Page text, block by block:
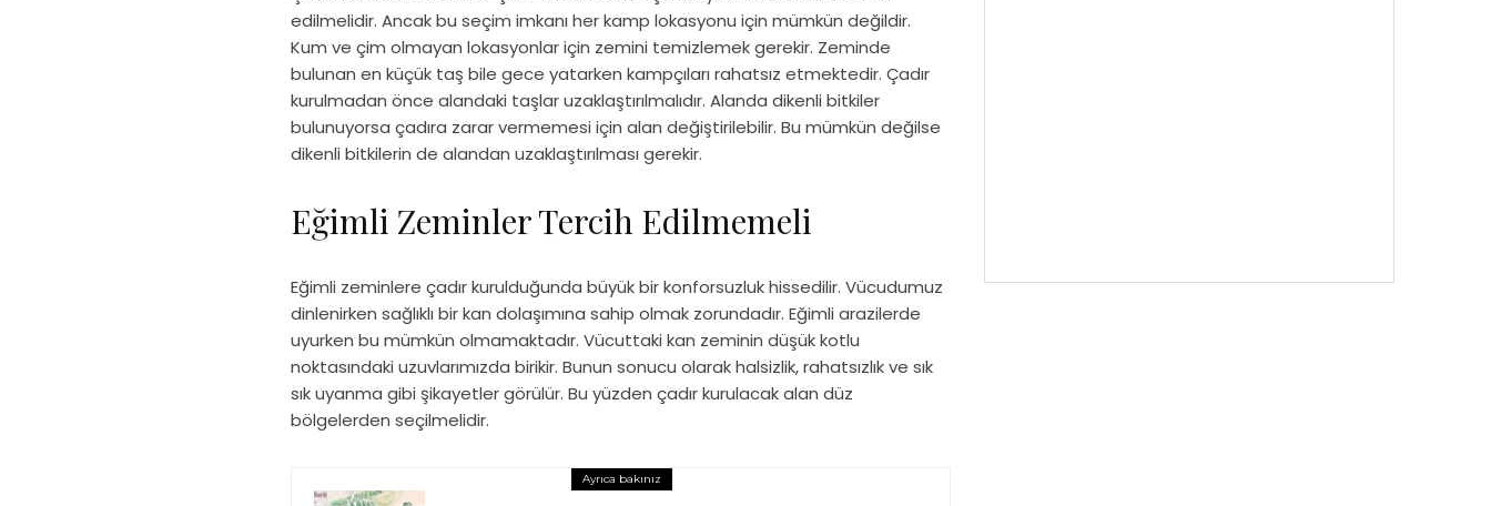
edilmelidir. Ancak bu seçim imkanı her kamp lokasyonu için mümkün değildir.
Kum ve çim olmayan lokasyonlar için zemini temizlemek gerekir. Zeminde
bulunan en küçük taş bile gece yatarken kampçıları rahatsız etmektedir. Çadır
kurulmadan önce alandaki taşlar uzaklaştırılmalıdır. Alanda dikenli bitkiler
bulunuyorsa çadıra zarar vermemesi için alan değiştirilebilir. Bu mümkün değilse
dikenli bitkilerin de alandan uzaklaştırılması gerekir.
Eğimli Zeminler Tercih Edilmemeli
Eğimli zeminlere çadır kurulduğunda büyük bir konforsuzluk hissedilir. Vücudumuz
dinlenirken sağlıklı bir kan dolaşımına sahip olmak zorundadır. Eğimli arazilerde
uyurken bu mümkün olmamaktadır. Vücuttaki kan zeminin düşük kotlu
noktasındaki uzuvlarımızda birikir. Bunun sonucu olarak halsizlik, rahatsızlık ve sık
sık uyanma gibi şikayetler görülür. Bu yüzden çadır kurulacak alan düz
bölgelerden seçilmelidir.
Ayrıca bakınız